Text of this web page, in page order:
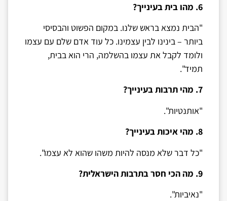
6. מהו בית בעינייך?
"הבית נמצא בראש שלנו. במקום הפשוט והבסיסי
ביותר – בינינו לבין עצמינו. כל עוד אדם שלם עם עצמו
ולומד לקבל את עצמו בהשלמה, הרי הוא בבית,
תמיד".
7. מהי תרבות בעינייך?
"אותנטיות".
8. מהי איכות בעינייך?
"כל דבר שלא מנסה להיות משהו שהוא לא עצמו".
9. מה הכי חסר בתרבות הישראלית?
"נאיביות".